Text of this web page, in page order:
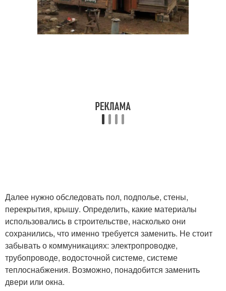
Далее нужно обследовать пол, подполье, стены,
перекрытия, крышу. Определить, какие материалы
использовались в строительстве, насколько они
сохранились, что именно требуется заменить. Не стоит
забывать о коммуникациях: электропроводке,
трубопроводе, водосточной системе, системе
теплоснабжения. Возможно, понадобится заменить
двери или окна.